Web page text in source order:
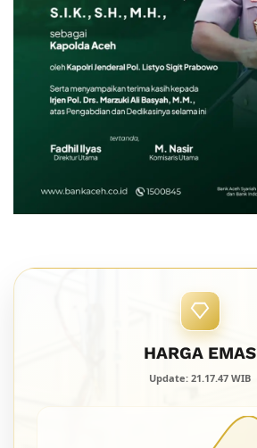
HARGA EMAS
Update: 21.17.47 WIB